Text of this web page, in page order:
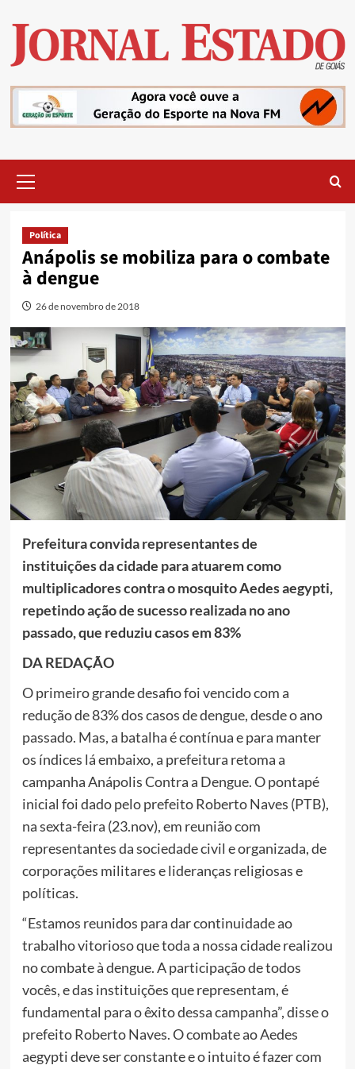
content
Menu
Política
Anápolis se mobiliza para o combate
à dengue
26 de novembro de 2018
Prefeitura convida representantes de
instituições da cidade para atuarem como
multiplicadores contra o mosquito Aedes aegypti,
repetindo ação de sucesso realizada no ano
passado, que reduziu casos em 83%
DA REDAÇÃO
O primeiro grande desafio foi vencido com a
redução de 83% dos casos de dengue, desde o ano
passado. Mas, a batalha é contínua e para manter
os índices lá embaixo, a prefeitura retoma a
campanha Anápolis Contra a Dengue. O pontapé
inicial foi dado pelo prefeito Roberto Naves (PTB),
na sexta-feira (23.nov), em reunião com
representantes da sociedade civil e organizada, de
corporações militares e lideranças religiosas e
políticas.
“Estamos reunidos para dar continuidade ao
trabalho vitorioso que toda a nossa cidade realizou
no combate à dengue. A participação de todos
vocês, e das instituições que representam, é
fundamental para o êxito dessa campanha”, disse o
prefeito Roberto Naves. O combate ao Aedes
aegypti deve ser constante e o intuito é fazer com